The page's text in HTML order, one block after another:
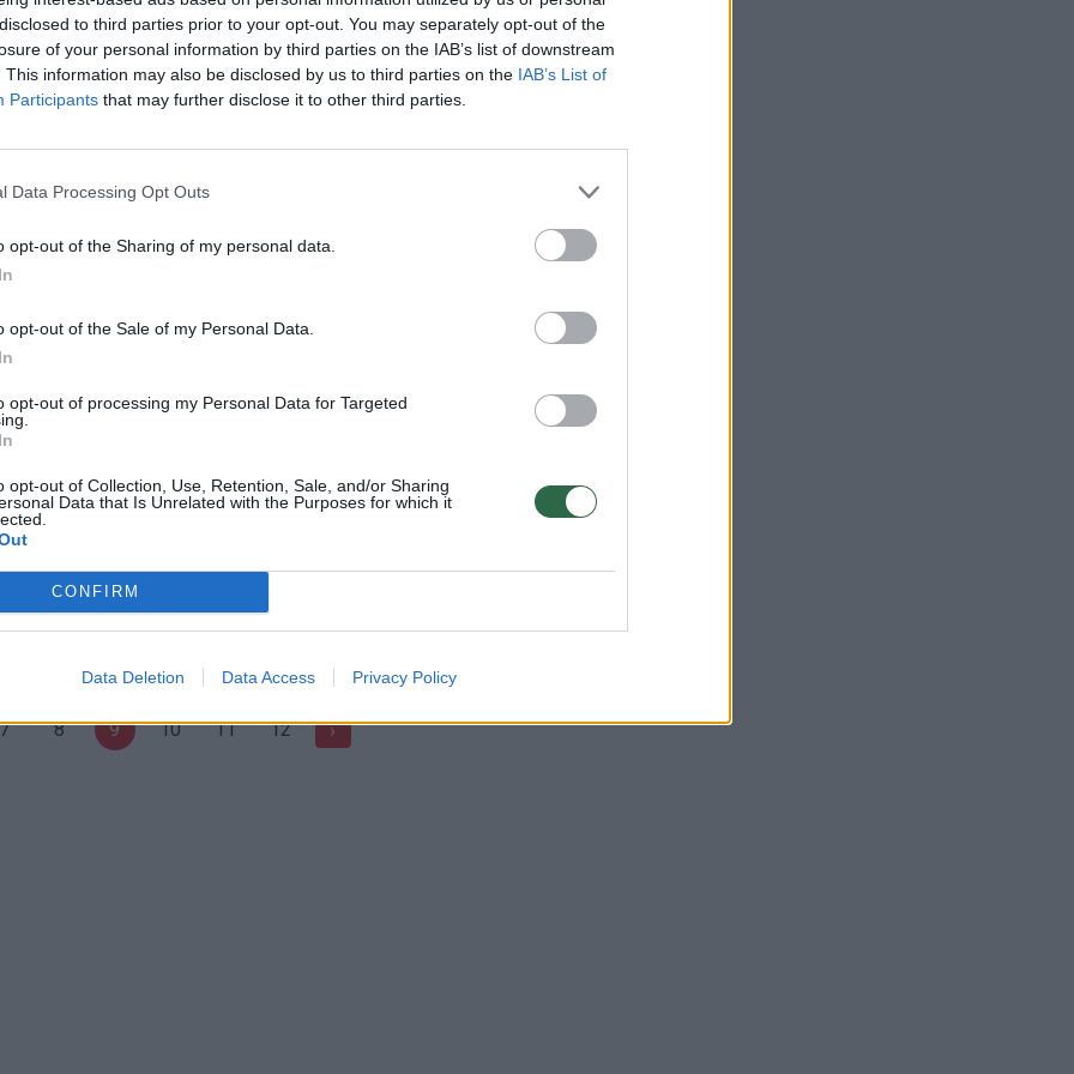
to third parties prior to your opt-out. You may separately opt-out of the
of your personal information by third parties on the IAB’s list of downstream
This information may also be disclosed by us to third parties on the IAB’s List of
Participants that may further disclose it to other third parties.
Data Processing Opt Outs
opt-out of the Sharing of my personal data.
opt-out of the Sale of my Personal Data.
opt-out of processing my Personal Data for Targeted
opt-out of Collection, Use, Retention, Sale, and/or Sharing
Data that Is Unrelated with the Purposes for which it
CONFIRM
Data Deletion Data Access Privacy Policy
Lietuvos diena | Verta pažiūrėti
interjerų konkursas
Lietuvos žurnalistams patenka
piešinių konkurso
spalvos 2015“ nugalėtojus
„Blizzard“ žaidimų fiesta „BlizzCon'e“
plintantis mokytojų
net policija
Lukiškių kalėjimo perkėlimo konkurse
surengė baisiausio šuns
varnalėšos lapas
7 8 9 10 11 12 ›